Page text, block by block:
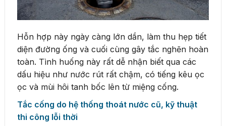
Hỗn hợp này ngày càng lớn dần, làm thu hẹp tiết
diện đường ống và cuối cùng gây tắc nghẽn hoàn
toàn. Tình huống này rất dễ nhận biết qua các
dấu hiệu như nước rút rất chậm, có tiếng kêu ọc
ọc và mùi hôi tanh bốc lên từ miệng cống.
Tắc cống do hệ thống thoát nước cũ, kỹ thuật
thi công lỗi thời